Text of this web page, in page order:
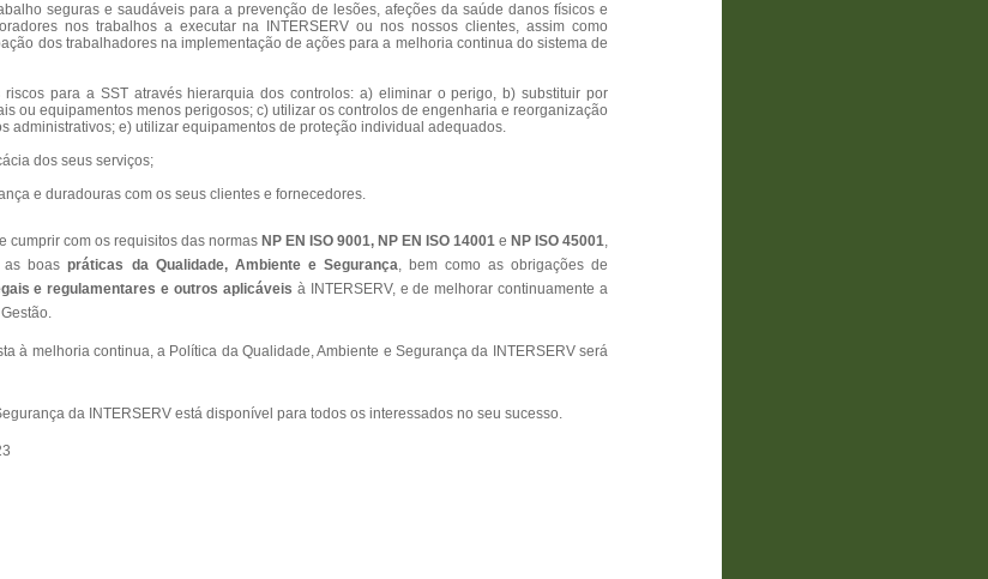
seguras e saudáveis para a prevenção de lesões, afeções da saúde danos físicos e
nos trabalhos a executar na INTERSERV ou nos nossos clientes, assim como
dos trabalhadores na implementação de ações para a melhoria continua do sistema de
para a SST através hierarquia dos controlos: a) eliminar o perigo, b) substituir por
ou equipamentos menos perigosos; c) utilizar os controlos de engenharia e reorganização
administrativos; e) utilizar equipamentos de proteção individual adequados.
dos seus serviços;
e duradouras com os seus clientes e fornecedores.
cumprir com os requisitos das normas NP EN ISO 9001, NP EN ISO 14001 e NP ISO 45001,
as boaspráticas da Qualidade, Ambiente e Segurança, bem como as obrigações de
e regulamentares e outros aplicáveis à INTERSERV, e de melhorar continuamente a
à melhoria continua, a Política da Qualidade, Ambiente e Segurança da INTERSERV será
da INTERSERV está disponível para todos os interessados no seu sucesso.